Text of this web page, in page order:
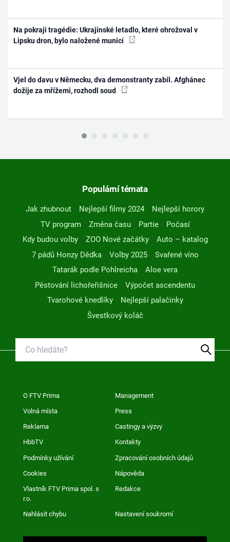
Na pokraji tragédie: Ukrajinské letadlo, které ohrožoval v
Lipsku dron, bylo naložené municí
Vjel do davu v Německu, dva demonstranty zabil. Afghánec
dožije za mřížemi, rozhodl soud
Populární témata
Jak zhubnout Nejlepší filmy 2024
Nejlepší horory
TV program
Změna času Partie
Počasí
Kdy budou volby
ZOO Nové začátky
Auto – katalog
7 pádů Honzy Dědka
Volby 2025
Svařené víno
Tatarák podle Pohlreicha
Aloe vera
Pěstování lichořeřišnice
Výpočet ascendentu
Tvarohové knedlíky
Nejlepší palačinky
Švestkový koláč
O FTV Prima Management
Volná místa Press
Reklama Castingy a výzvy
HbbTV Kontakty
Podmínky užívání Zpracování osobních údajů
Cookies Nápověda
Vlastník FTV Prima spol. s
r.o.
Redakce
Nahlásit chybu Nastavení soukromí